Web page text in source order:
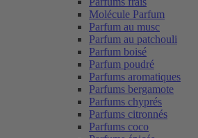
Molécule Parfum
Parfum au musc
Parfum au patchouli
Parfum boisé
Parfum poudré
Parfums aromatiques
Parfums bergamote
Parfums chyprés
Parfums citronnés
Parfums coco